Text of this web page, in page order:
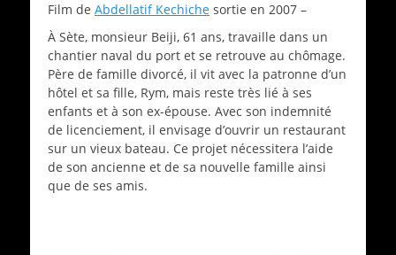
Film de Abdellatif Kechiche sortie en 2007 –
À Sète, monsieur Beiji, 61 ans, travaille dans un
chantier naval du port et se retrouve au chômage.
Père de famille divorcé, il vit avec la patronne d’un
hôtel et sa fille, Rym, mais reste très lié à ses
enfants et à son ex-épouse. Avec son indemnité
de licenciement, il envisage d’ouvrir un restaurant
sur un vieux bateau. Ce projet nécessitera l’aide
de son ancienne et de sa nouvelle famille ainsi
que de ses amis.